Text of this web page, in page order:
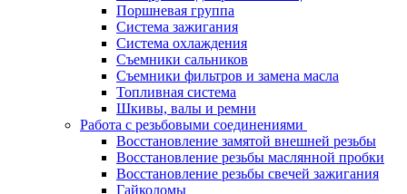
Поршневая группа
Система зажигания
Система охлаждения
Съемники сальников
Съемники фильтров и замена масла
Топливная система
Шкивы, валы и ремни
Работа с резьбовыми соединениями
Восстановление замятой внешней резьбы
Восстановление резьбы маслянной пробки
Восстановление резьбы свечей зажигания
Гайколомы